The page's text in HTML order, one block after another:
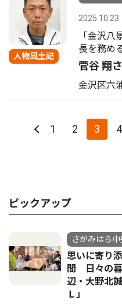
人物風土記
2025.10.23
「金沢
長を務め
菅谷 翔
金沢区六
1 2 3 4
ピックアップ
さがみはら
思いに寄り
間 日々の
辺・大野北
Ｌ」